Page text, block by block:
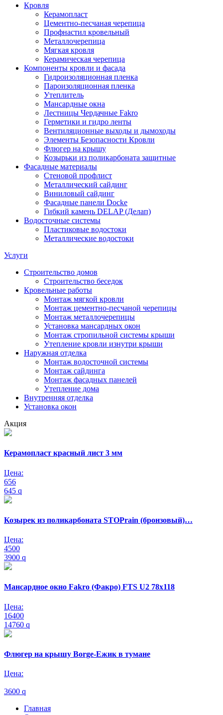
Кровля
Керамопласт
Цементно-песчаная черепица
Профнастил кровельный
Металлочерепица
Мягкая кровля
Керамическая черепица
Компоненты кровли и фасада
Гидроизоляционная пленка
Пароизоляционная пленка
Утеплитель
Мансардные окна
Лестницы Чердачные Fakro
Герметики и гидро ленты
Вентиляционные выходы и дымоходы
Элементы Безопасности Кровли
Флюгер на крышу
Козырьки из поликарбоната защитные
Фасадные материалы
Стеновой профлист
Металлический сайдинг
Виниловый сайдинг
Фасадные панели Docke
Гибкий камень DELAP (Делап)
Водосточные системы
Пластиковые водостоки
Металлические водостоки
Услуги
Строительство домов
Строительство беседок
Кровельные работы
Монтаж мягкой кровли
Монтаж цементно-песчаной черепицы
Монтаж металлочерепицы
Установка мансардных окон
Монтаж стропильной системы крыши
Утепление кровли изнутри крыши
Наружная отделка
Монтаж водосточной системы
Монтаж сайдинга
Монтаж фасадных панелей
Утепление дома
Внутренняя отделка
Установка окон
Акция
Керамопласт красный лист 3 мм
Цена:
656
645 q
Козырек из поликарбоната STOPrain (бронзовый)…
Цена:
4500
3900 q
Мансардное окно Fakro (Факро) FTS U2 78х118
Цена:
16400
14760 q
Флюгер на крышу Borge-Ежик в тумане
Цена:
3600 q
Главная